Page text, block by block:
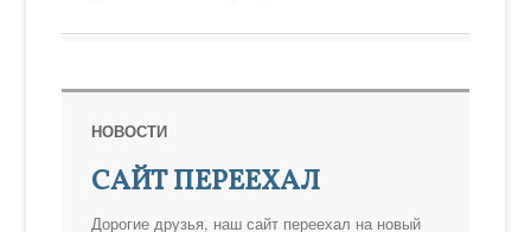
НОВОСТИ
САЙТ ПЕРЕЕХАЛ
Дорогие друзья, наш сайт переехал на новый